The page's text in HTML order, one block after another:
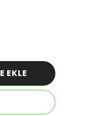
EKLE